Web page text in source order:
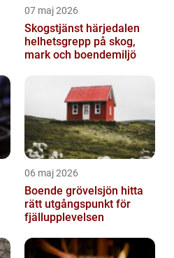
07 maj 2026
Skogstjänst härjedalen
helhetsgrepp på skog,
mark och boendemiljö
06 maj 2026
Boende grövelsjön hitta
rätt utgångspunkt för
fjällupplevelsen